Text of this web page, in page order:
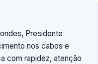
Presidente
nos cabos e
com rapidez, atenção